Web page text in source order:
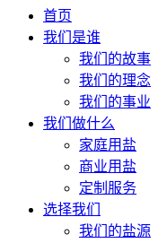
首页
我们是谁
我们的故事
我们的理念
我们的事业
我们做什么
家庭用盐
商业用盐
定制服务
选择我们
我们的盐源